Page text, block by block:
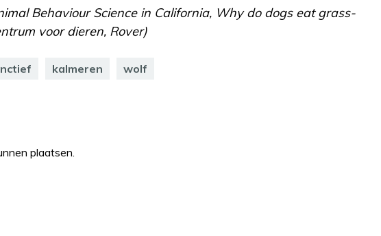
Behaviour Science in California, Why do dogs eat grass-
voor dieren, Rover)
kalmeren wolf
plaatsen.